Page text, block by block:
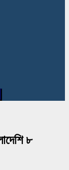
৮